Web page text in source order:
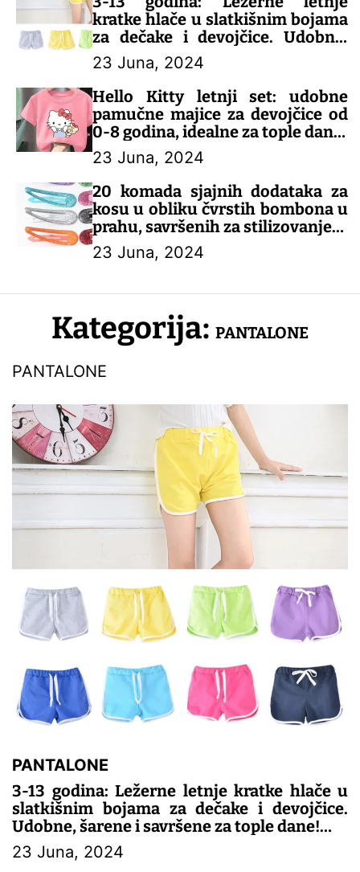
kratke hlače u slatkišnim bojama
za dečake i devojčice. Udobne,
šarene i savršene za tople dane!
– DEČIJE PANTALONE
23 Juna, 2024
Hello Kitty letnji set: udobne
pamučne majice za devojčice od
0-8 godina, idealne za tople dane!
– DEČIJA ODEĆA
23 Juna, 2024
20 komada sjajnih dodataka za
kosu u obliku čvrstih bombona u
prahu, savršenih za stilizovanje!
– DEČIJI KOMPLETI
23 Juna, 2024
Kategorija: PANTALONE
PANTALONE
PANTALONE
3-13 godina: Ležerne letnje kratke hlače u
slatkišnim bojama za dečake i devojčice.
Udobne, šarene i savršene za tople dane!
– DEČIJE PANTALONE
23 Juna, 2024